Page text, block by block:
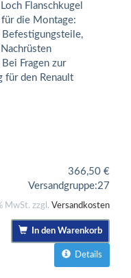
Flanschkugel
die Montage:
Befestigungsteile,
Fragen zur
für den Renault
366,50 €
Versandgruppe:27
MwSt. zzgl. Versandkosten
In den Warenkorb
Details